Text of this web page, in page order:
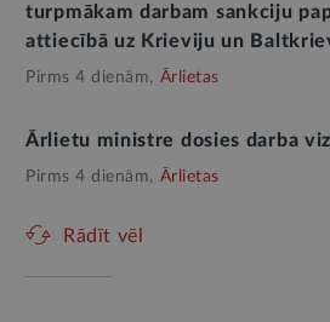
turpmākam darbam sankciju
attiecībā uz Krieviju un
Pirms 4 dienām, Ārlietas
Ārlietu ministre dosies darba
Pirms 4 dienām, Ārlietas
Rādīt vēl